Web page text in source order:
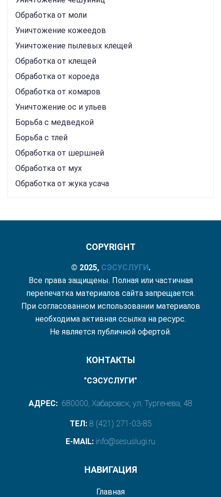
Обработка от моли
Уничтожение кожеедов
Уничтожение пылевых клещей
Обработка от клещей
Обработка от короеда
Обработка от комаров
Уничтожение ос и ульев
Борьба с медведкой
Борьба с тлей
Обработка от шершней
Обработка от мух
Обработка от жука усача
COPYRIGHT
© 2025, СЭСУСЛУГИ.
Все права защищены. Полная или частичная
перепечатка материалов сайта запрещается.
При согласованном использовании материалов
необходима активная ссылка на ресурс.
Не является публичной офертой.
КОНТАКТЫ
"СЭСУСЛУГИ"
АДРЕС: 680000, Хабаровск, ул. Тургенева, 48
ТЕЛ: 8 (421) 271-03-85
E-MAIL: info@sesuslugi.ru
НАВИГАЦИЯ
Главная